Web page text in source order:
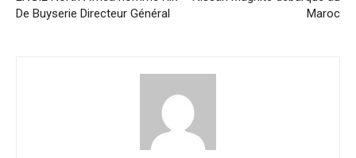
De Buyserie Directeur Général
Maroc